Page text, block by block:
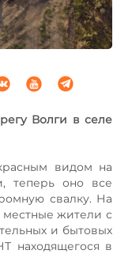
Волги в селе
видом на
теперь оно все
свалку. На
местные жители с
и бытовых
находящегося в